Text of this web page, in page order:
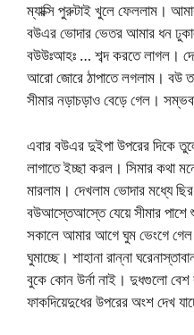
ম্যাক্সি পুরুটাই খুলে ফেললাম।
বউএর ভোদার ভেতর আমার ধন
বউউঃআহঃ … শব্দ করতে লাগল।
আরো জোরে ঠাপাতে লগলাম। বউ
সীমার নড়াচড়াও বেড়ে গেল।
এবার বউএর দুইপা উপরের দিকে
লাগাতে ইচ্ছা করল। সিমার কথা
মারলাম। দেখলাম ভোদার মধ্যে
বউআস্তেআস্তে যেয়ে সীমার পাশে
সকালে আমার আগে ঘুম ভেংগে
ঘুমাচ্ছে। শাহানা রান্না
বুকে কোন উর্না নাই। দুধগুলো
ফাকদিয়েদুধের উপরের অংশ দেখ